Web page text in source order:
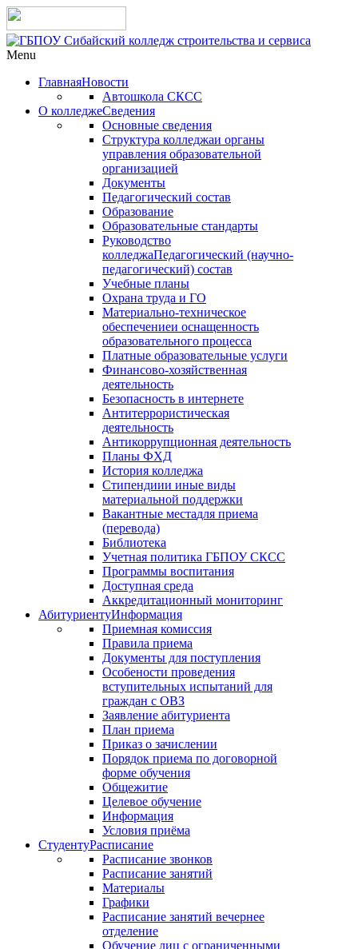
Menu
ГлавнаяНовости
Автошкола СКСС
О колледжеСведения
Основные сведения
Структура колледжаи органы
управления образовательной
организацией
Документы
Педагогический состав
Образование
Образовательные стандарты
Руководство
колледжаПедагогический (научно-
педагогический) состав
Учебные планы
Охрана труда и ГО
Материально-техническое
обеспечениеи оснащенность
образовательного процесса
Платные образовательные услуги
Финансово-хозяйственная
деятельность
Безопасность в интернете
Антитеррористическая
деятельность
Антикоррупционная деятельность
Планы ФХД
История колледжа
Стипендиии иные виды
материальной поддержки
Вакантные местадля приема
(перевода)
Библиотека
Учетная политика ГБПОУ СКСС
Программы воспитания
Доступная среда
Аккредитационный мониторинг
АбитуриентуИнформация
Приемная комиссия
Правила приема
Документы для поступления
Особености проведения
вступительных испытаний для
граждан с ОВЗ
Заявление абитуриента
План приема
Приказ о зачислении
Порядок приема по договорной
форме обучения
Общежитие
Целевое обучение
Информация
Условия приёма
СтудентуРасписание
Расписание звонков
Расписание занятий
Материалы
Графики
Расписание занятий вечернее
отделение
Обучение лиц с ограниченными